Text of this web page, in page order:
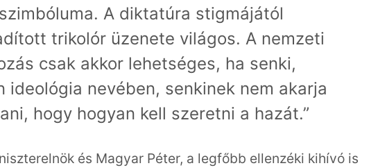
A diktatúra stigmájától
trikolór üzenete világos. A nemzeti
csak akkor lehetséges, ha senki,
ideológia nevében, senkinek nem akarja
hogy hogyan kell szeretni a hazát.”
és Magyar Péter, a legfőbb ellenzéki kihívó is